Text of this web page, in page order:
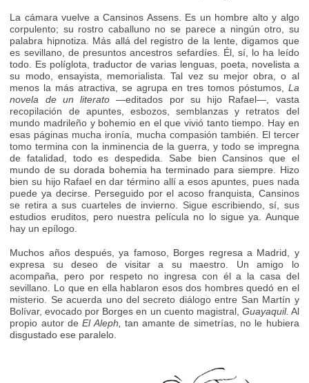
La cámara vuelve a Cansinos Assens. Es un hombre alto y algo
corpulento; su rostro caballuno no se parece a ningún otro, su
palabra hipnotiza. Más allá del registro de la lente, digamos que
es sevillano, de presuntos ancestros sefardíes. Él, sí, lo ha leído
todo. Es políglota, traductor de varias lenguas, poeta, novelista a
su modo, ensayista, memorialista. Tal vez su mejor obra, o al
menos la más atractiva, se agrupa en tres tomos póstumos, La
novela de un literato —editados por su hijo Rafael—, vasta
recopilación de apuntes, esbozos, semblanzas y retratos del
mundo madrileño y bohemio en el que vivió tanto tiempo. Hay en
esas páginas mucha ironía, mucha compasión también. El tercer
tomo termina con la inminencia de la guerra, y todo se impregna
de fatalidad, todo es despedida. Sabe bien Cansinos que el
mundo de su dorada bohemia ha terminado para siempre. Hizo
bien su hijo Rafael en dar término allí a esos apuntes, pues nada
puede ya decirse. Perseguido por el acoso franquista, Cansinos
se retira a sus cuarteles de invierno. Sigue escribiendo, sí, sus
estudios eruditos, pero nuestra película no lo sigue ya. Aunque
hay un epílogo.
Muchos años después, ya famoso, Borges regresa a Madrid, y
expresa su deseo de visitar a su maestro. Un amigo lo
acompaña, pero por respeto no ingresa con él a la casa del
sevillano. Lo que en ella hablaron esos dos hombres quedó en el
misterio. Se acuerda uno del secreto diálogo entre San Martín y
Bolívar, evocado por Borges en un cuento magistral, Guayaquil. Al
propio autor deEl Aleph,
tan amante de simetrías, no le hubiera
disgustado ese paralelo.